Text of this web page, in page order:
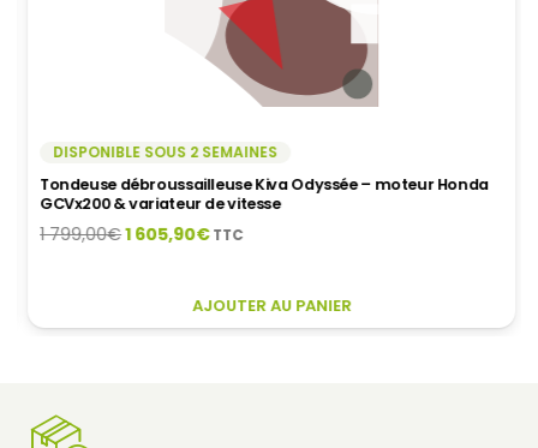
DISPONIBLE SOUS 2 SEMAINES
Tondeuse débroussailleuse Kiva Odyssée – moteur Honda
GCVx200 & variateur de vitesse
1 799,00€Le
1 605,90€Le
est :
TTC
AJOUTER AU PANIER